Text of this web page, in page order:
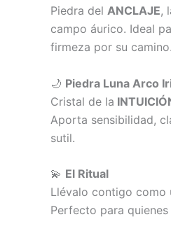
Piedra del ANCLAJE,
campo áurico. Ideal
firmeza por su camino.
🌙 Piedra Luna Arco
Cristal de la
Aporta sensibilidad,
sutil.
💫 El Ritual
Llévalo contigo como
Perfecto para quienes